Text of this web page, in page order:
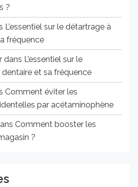
?
L’essentiel sur le détartrage à
fréquence
dans L’essentiel sur le
et sa fréquence
Comment éviter les
par acétaminophène
Comment booster les
?